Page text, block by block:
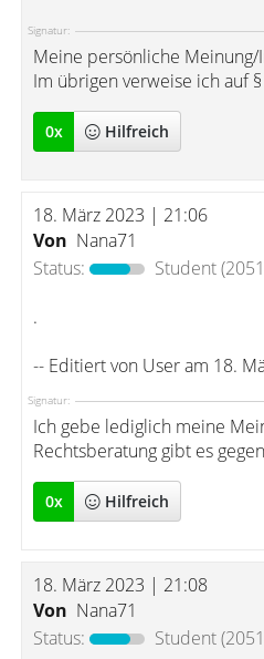
Signatur:
Meine persönliche
Im übrigen verweise ich auf
0x Hilfreich
18. März 2023 | 21:06
Von Nana71
Status:
Student
.
-- Editiert von User am 18.
Signatur:
Ich gebe lediglich meine
Rechtsberatung gibt es
0x Hilfreich
18. März 2023 | 21:08
Von Nana71
Status:
Student